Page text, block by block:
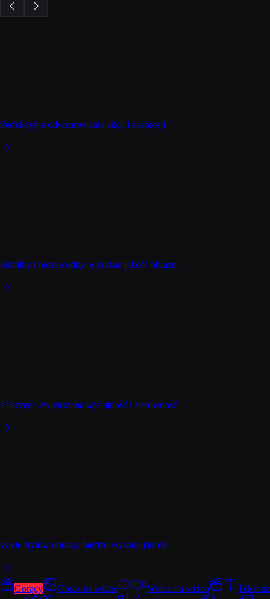
Perfekcyjne odwzorowanie akcji i ekspresji
Stabilny i niezawodny, wyraźna jakość obrazu
Znacząco zwiększona wydajność i sterowność
Wiele stylów obrazu, bardzo wysoka jakość
Gorący Obraz na wideo Wideo na wideo
Tekst na